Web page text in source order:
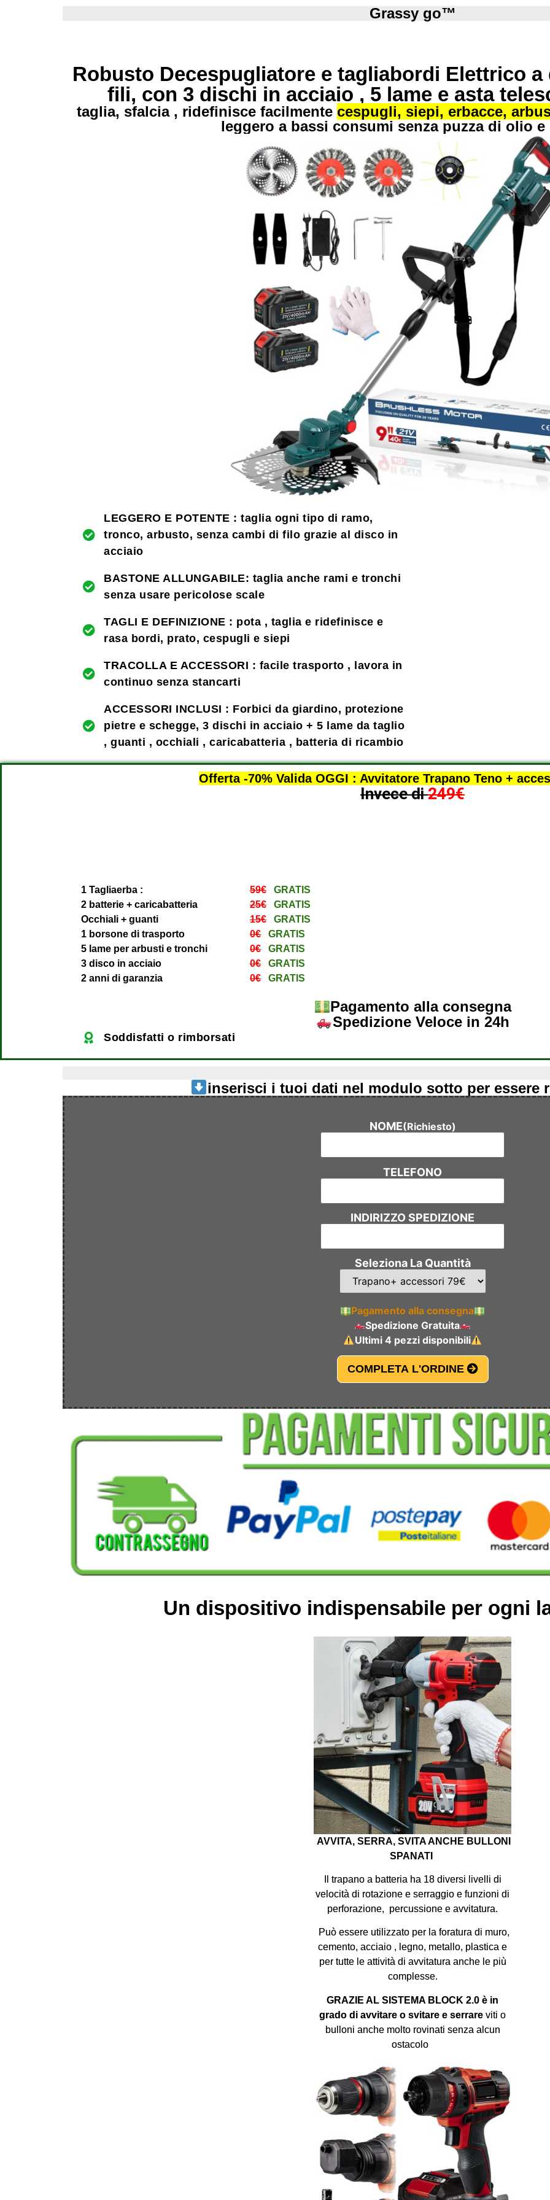
Grassy go™
Robusto Decespugliatore e tagliabordi Elettrico
fili, con 3 dischi in acciaio , 5 lame e asta
taglia, sfalcia , ridefinisce facilmente cespugli, siepi, erbacce,
leggero a bassi consumi senza puzza di olio e
LEGGERO E POTENTE : taglia ogni tipo di ramo,
tronco, arbusto, senza cambi di filo grazie al disco in
acciaio
BASTONE ALLUNGABILE: taglia anche rami e tronchi
senza usare pericolose scale
TAGLI E DEFINIZIONE : pota , taglia e ridefinisce e
rasa bordi, prato, cespugli e siepi
TRACOLLA E ACCESSORI : facile trasporto , lavora in
continuo senza stancarti
ACCESSORI INCLUSI : Forbici da giardino, protezione
pietre e schegge, 3 dischi in acciaio + 5 lame da taglio
, guanti , occhiali , caricabatteria , batteria di ricambio
Offerta -70% Valida OGGI : Avvitatore Trapano Teno +
Invece di249€
1 Tagliaerba :
2 batterie + caricabatteria
Occhiali + guanti
1 borsone di trasporto
5 lame per arbusti e tronchi
3 disco in acciaio
2 anni di garanzia
59€ GRATIS
25€ GRATIS
15€ GRATIS
0€ GRATIS
0€ GRATIS
0€ GRATIS
0€ GRATIS
Pagamento alla consegna
Spedizione Veloce in 24h
Soddisfatti o rimborsati
inserisci i tuoi dati nel modulo sotto per essere
NOME(Richiesto)
TELEFONO
INDIRIZZO SPEDIZIONE
Seleziona La Quantità
Pagamento alla consegna
Spedizione Gratuita
Ultimi 4 pezzi disponibili
COMPLETA L'ORDINE
Un dispositivo indispensabile per ogni
AVVITA, SERRA, SVITA ANCHE BULLONI
SPANATI
Il trapano a batteria ha 18 diversi livelli di
velocità di rotazione e serraggio e funzioni di
perforazione, percussione e avvitatura.
Può essere utilizzato per la foratura di muro,
cemento, acciaio , legno, metallo, plastica e
per tutte le attività di avvitatura anche le più
complesse.
GRAZIE AL SISTEMA BLOCK 2.0 è in
grado di avvitare o svitare e serrare viti o
bulloni anche molto rovinati senza alcun
ostacolo